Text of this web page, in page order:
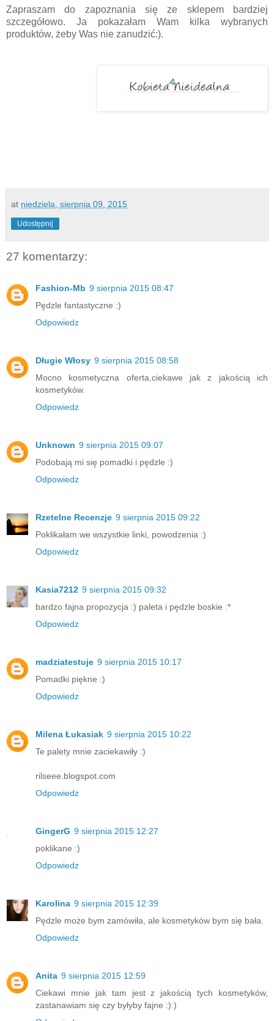
Zapraszam do zapoznania się ze sklepem bardziej
szczegółowo. Ja pokazałam Wam kilka wybranych
produktów, żeby Was nie zanudzić:).
at niedziela, sierpnia 09, 2015
Udostępnij
27 komentarzy:
Fashion-Mb 9 sierpnia 2015 08:47
Pędzle fantastyczne :)
Odpowiedz
Długie Włosy 9 sierpnia 2015 08:58
Mocno kosmetyczna oferta,ciekawe jak z jakością ich
kosmetyków.
Odpowiedz
Unknown 9 sierpnia 2015 09:07
Podobają mi się pomadki i pędzle :)
Odpowiedz
Rzetelne Recenzje 9 sierpnia 2015 09:22
Poklikałam we wszystkie linki, powodzenia :)
Odpowiedz
Kasia7212 9 sierpnia 2015 09:32
bardzo fajna propozycja :) paleta i pędzle boskie :*
Odpowiedz
madziatestuje 9 sierpnia 2015 10:17
Pomadki piękne :)
Odpowiedz
Milena Łukasiak 9 sierpnia 2015 10:22
Te palety mnie zaciekawiły :)
rilseee.blogspot.com
Odpowiedz
GingerG 9 sierpnia 2015 12:27
poklikane :)
Odpowiedz
Karolina 9 sierpnia 2015 12:39
Pędzle może bym zamówiła, ale kosmetyków bym się bała.
Odpowiedz
Anita 9 sierpnia 2015 12:59
Ciekawi mnie jak tam jest z jakością tych kosmetyków,
zastanawiam się czy byłyby fajne :):)